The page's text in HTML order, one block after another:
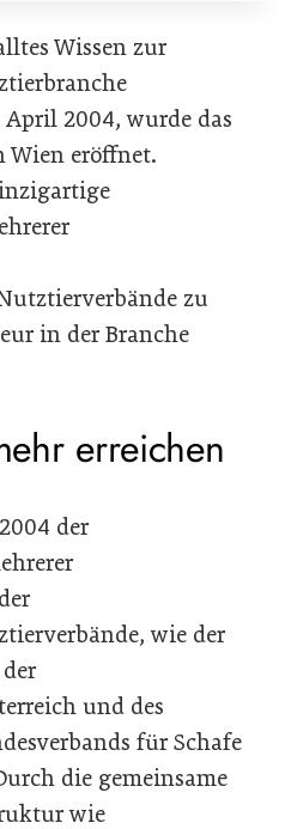
Wissen zur
April 2004, wurde das
Wien eröffnet.
zu
in der Branche
erreichen
der
wie der
und des
für Schafe
die gemeinsame
wie